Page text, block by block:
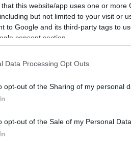
that this website/app uses one or
but not limited to your visit or
to Google and its third-party tags to
consent section.
Data Processing Opt Outs
opt-out of the Sharing of my personal
opt-out of the Sale of my Personal Data.
παραμύθια ο Νορβηγός
οικογένεια του
Δίκαιη μεταναστευτική
σύνορα
αλλεργικό σοκ